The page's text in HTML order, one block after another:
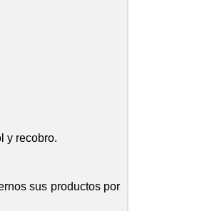
y recobro.
sus productos por